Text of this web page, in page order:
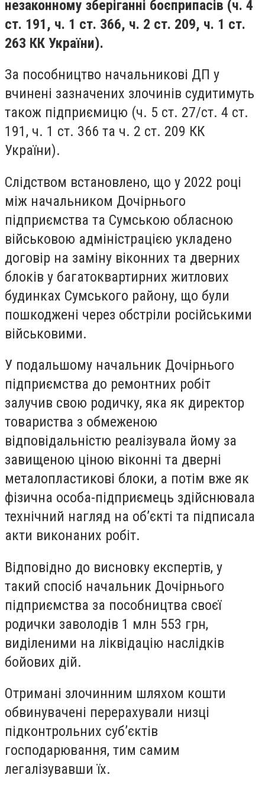
незаконному зберіганні боєприпасів (ч. 4
ст. 191, ч. 1 ст. 366, ч. 2 ст. 209, ч. 1 ст.
263 КК України).
За пособництво начальникові ДП у
вчинені зазначених злочинів судитимуть
також підприємицю (ч. 5 ст. 27/ст. 4 ст.
191, ч. 1 ст. 366 та ч. 2 ст. 209 КК
України).
Слідством встановлено, що у 2022 році
між начальником Дочірнього
підприємства та Сумською обласною
військовою адміністрацією укладено
договір на заміну віконних та дверних
блоків у багатоквартирних житлових
будинках Сумського району, що були
пошкоджені через обстріли російськими
військовими.
У подальшому начальник Дочірнього
підприємства до ремонтних робіт
залучив свою родичку, яка як директор
товариства з обмеженою
відповідальністю реалізувала йому за
завищеною ціною віконні та дверні
металопластикові блоки, а потім вже як
фізична особа-підприємець здійснювала
технічний нагляд на об’єкті та підписала
акти виконаних робіт.
Відповідно до висновку експертів, у
такий спосіб начальник Дочірнього
підприємства за пособництва своєї
родички заволодів 1 млн 553 грн,
виділеними на ліквідацію наслідків
бойових дій.
Отримані злочинним шляхом кошти
обвинувачені перерахували низці
підконтрольних суб’єктів
господарювання, тим самим
легалізувавши їх.